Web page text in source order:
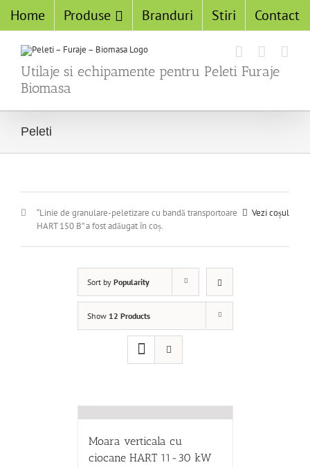
Home Produse Branduri Stiri Contact
Utilaje si echipamente pentru Peleti Furaje
Biomasa
Peleti
Vezi coșul
“Linie de granulare-peletizare cu bandă transportoare
HART 150 B” a fost adăugat în coș.
Sort by Popularity
Show 12 Products
Moara verticala cu
ciocane HART 11-30 kW